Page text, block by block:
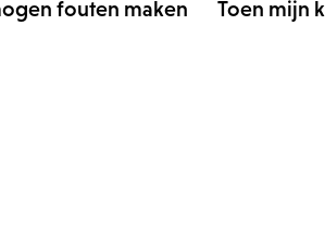
fouten maken Toen mijn